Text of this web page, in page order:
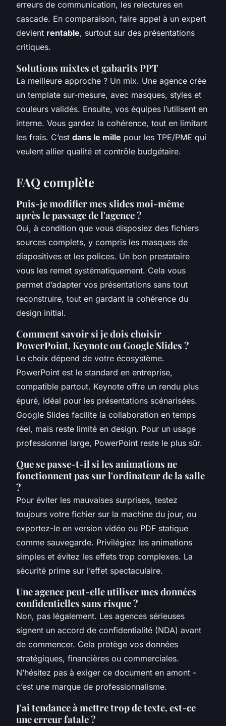
erreurs de communication, les relectures en
cascade. En comparaison, faire appel à un expert
devient rentable, surtout sur des présentations
critiques.
Solutions mixtes et gabarits PPT
La meilleure approche ? Un mix. Une agence crée
un template sur-mesure, avec masques, styles et
couleurs validés. Ensuite, vos équipes l’utilisent en
interne. Vous gardez la cohérence, tout en limitant
les frais. C’est dans le mille pour les TPE/PME qui
veulent allier qualité et contrôle budgétaire.
FAQ complète
Puis-je modifier mes slides moi-même
après le passage de l'agence ?
Oui, à condition que vous disposiez des fichiers
sources complets, y compris les masques de
diapositives et les polices. Un bon prestataire
vous les remet systématiquement. Cela vous
permet d’adapter vos présentations sans tout
reconstruire, tout en gardant la cohérence du
design initial.
Comment savoir si je dois choisir
PowerPoint, Keynote ou Google Slides ?
Le choix dépend de votre écosystème.
PowerPoint est le standard en entreprise,
compatible partout. Keynote offre un rendu plus
épuré, idéal pour les présentations scénarisées.
Google Slides facilite la collaboration en temps
réel, mais reste limité en design. Pour un usage
professionnel large, PowerPoint reste le plus sûr.
Que se passe-t-il si les animations ne
fonctionnent pas sur l'ordinateur de la salle
?
Pour éviter les mauvaises surprises, testez
toujours votre fichier sur la machine du jour, ou
exportez-le en version vidéo ou PDF statique
comme sauvegarde. Privilégiez les animations
simples et évitez les effets trop complexes. La
sécurité prime sur l’effet spectaculaire.
Une agence peut-elle utiliser mes données
confidentielles sans risque ?
Non, pas légalement. Les agences sérieuses
signent un accord de confidentialité (NDA) avant
de commencer. Cela protège vos données
stratégiques, financières ou commerciales.
N’hésitez pas à exiger ce document en amont -
c’est une marque de professionnalisme.
J'ai tendance à mettre trop de texte, est-ce
une erreur fatale ?